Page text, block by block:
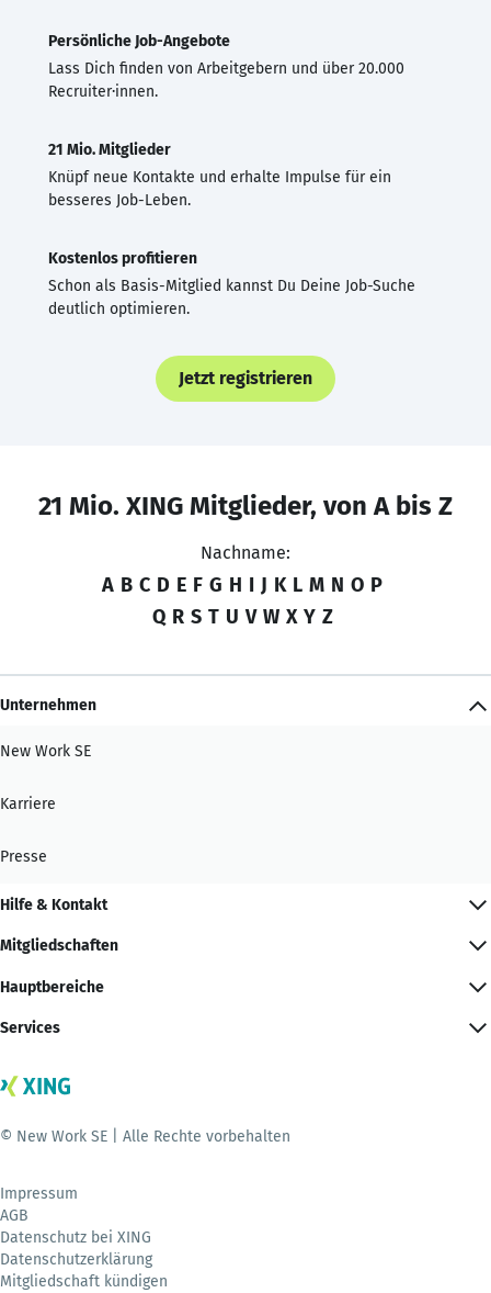
Persönliche Job-Angebote
Lass Dich finden von Arbeitgebern und über 20.000
Recruiter·innen.
21 Mio. Mitglieder
Knüpf neue Kontakte und erhalte Impulse für ein
besseres Job-Leben.
Kostenlos profitieren
Schon als Basis-Mitglied kannst Du Deine Job-Suche
deutlich optimieren.
Jetzt registrieren
21 Mio. XING Mitglieder, von A bis Z
Nachname:
A B C D E F G H I J K L M N O P
Q R S T U V W X Y Z
Unternehmen
New Work SE
Karriere
Presse
Hilfe & Kontakt
Mitgliedschaften
Hauptbereiche
Services
© New Work SE | Alle Rechte vorbehalten
Impressum
AGB
Datenschutz bei XING
Datenschutzerklärung
Mitgliedschaft kündigen